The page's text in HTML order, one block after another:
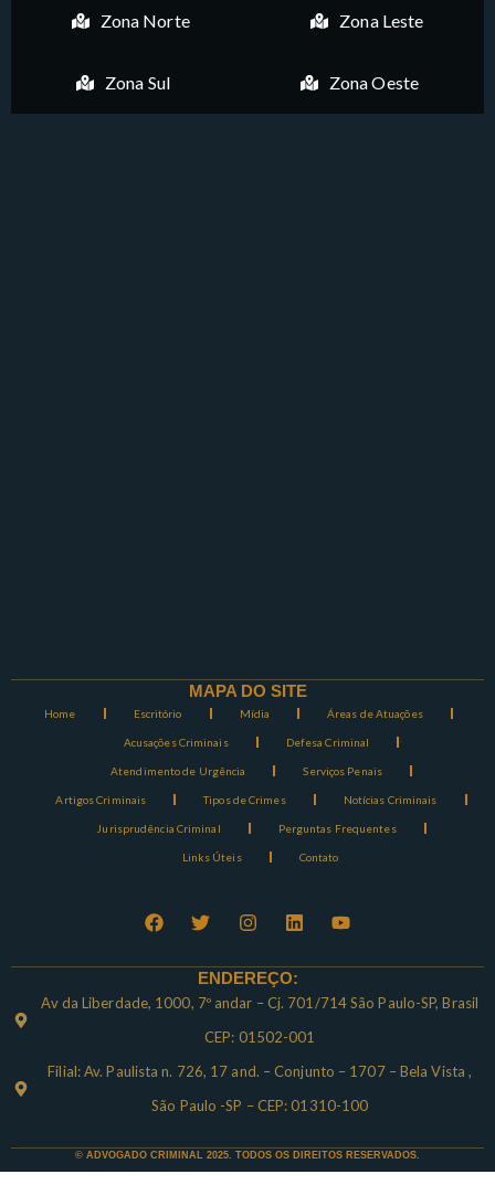
Zona Norte Zona Leste
Zona Sul Zona Oeste
MAPA DO SITE
Home Escritório Mídia Áreas de Atuações
Acusações Criminais Defesa Criminal
Atendimento de Urgência Serviços Penais
Artigos Criminais Tipos de Crimes Notícias Criminais
Jurisprudência Criminal Perguntas Frequentes
Links Úteis Contato
ENDEREÇO:
Av da Liberdade, 1000, 7º andar – Cj. 701/714 São Paulo-SP, Brasil
CEP: 01502-001
Filial: Av. Paulista n. 726, 17 and. – Conjunto – 1707 – Bela Vista ,
São Paulo -SP – CEP: 01310-100
© ADVOGADO CRIMINAL 2025. TODOS OS DIREITOS RESERVADOS.